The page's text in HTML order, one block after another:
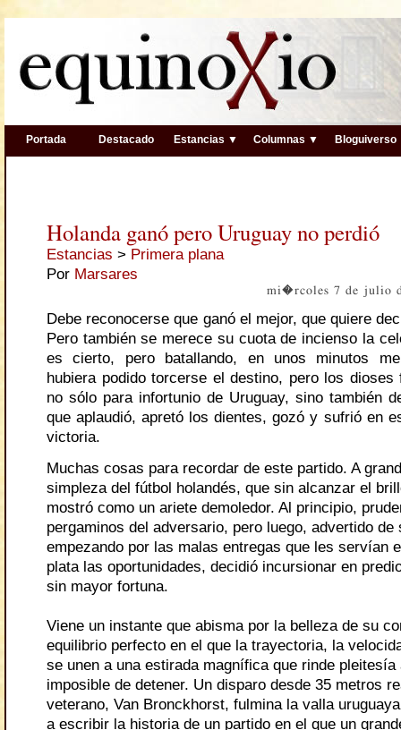
Portada Destacado Estancias ▼ Columnas ▼ Bloguiverso
Holanda ganó pero Uruguay no perdió
Estancias > Primera plana
Por Marsares
mi�rcoles 7 de julio
Debe reconocerse que ganó el mejor, que quiere
Pero también se merece su cuota de incienso la
es cierto, pero batallando, en unos minutos
hubiera podido torcerse el destino, pero los dioses
no sólo para infortunio de Uruguay, sino también
que aplaudió, apretó los dientes, gozó y sufrió en
victoria.
Muchas cosas para recordar de este partido. A
simpleza del fútbol holandés, que sin alcanzar el
mostró como un ariete demoledor. Al principio,
pergaminos del adversario, pero luego, advertido de
empezando por las malas entregas que les servían
plata las oportunidades, decidió incursionar en
sin mayor fortuna.
Viene un instante que abisma por la belleza de su
equilibrio perfecto en el que la trayectoria, la
se unen a una estirada magnífica que rinde pleitesía
imposible de detener. Un disparo desde 35 metros
veterano, Van Bronckhorst, fulmina la valla
a escribir la historia de un partido en el que un